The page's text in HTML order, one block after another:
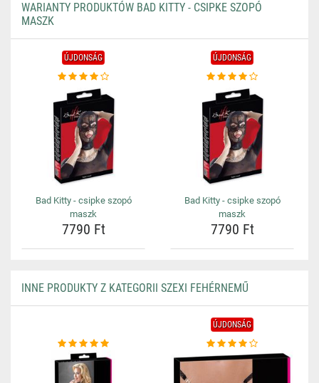
WARIANTY PRODUKTÓW BAD KITTY - CSIPKE SZOPÓ
MASZK
ÚJDONSÁG
Bad Kitty - csipke szopó
maszk
7790 Ft
ÚJDONSÁG
Bad Kitty - csipke szopó
maszk
7790 Ft
INNE PRODUKTY Z KATEGORII SZEXI FEHÉRNEMŰ
ÚJDONSÁG